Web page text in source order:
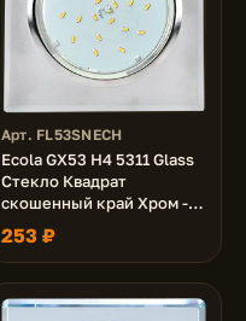
Арт. FL53SNECH
Ecola GX53 H4 5311 Glass
Стекло Квадрат
скошенный край Хром -
матовый 38x120x120 (к+)
253 ₽